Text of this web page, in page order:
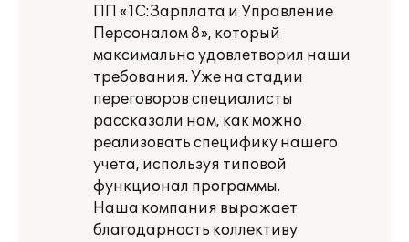
ПП «1С:Зарплата и Управление
Персоналом 8», который
максимально удовлетворил наши
требования. Уже на стадии
переговоров специалисты
рассказали нам, как можно
реализовать специфику нашего
учета, используя типовой
функционал программы.
Наша компания выражает
благодарность коллективу